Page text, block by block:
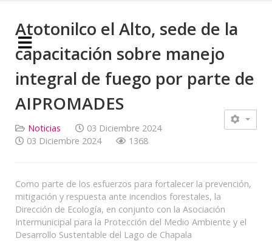
Atotonilco el Alto, sede de la
capacitación sobre manejo
integral de fuego por parte de
AIPROMADES
Noticias
03 Diciembre 2024
03 Diciembre 2024
1368
Como parte de los esfuerzos para fortalecer la prevención,
mitigación y respuesta ante incendios forestales, la
Dirección de Ecología, en conjunto con la Asociación
Intermunicipal para la Protección del Medio Ambiente y el
Desarrollo Sustentable del Lago de Chapala